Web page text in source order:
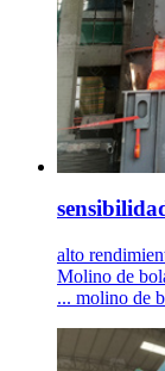
alto
Molino de
... molino de